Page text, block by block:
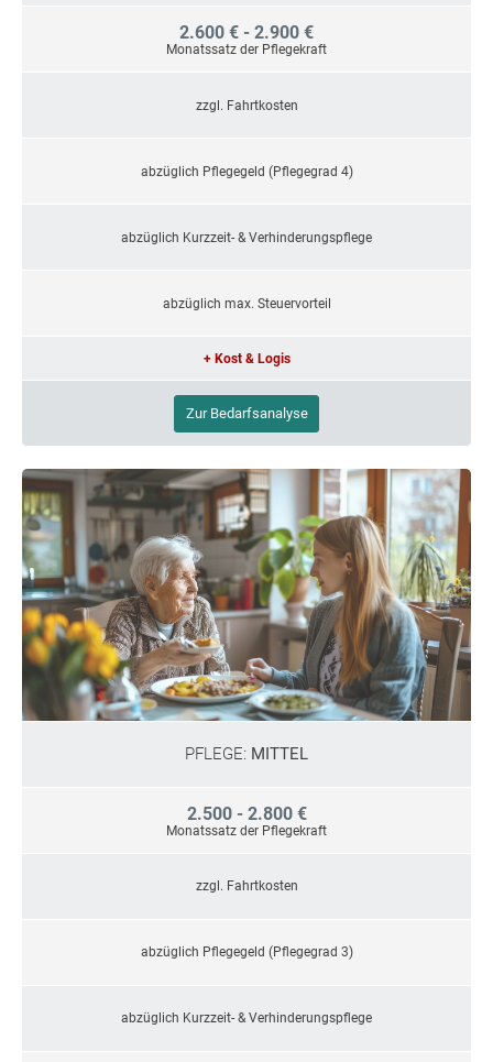
2.600 € - 2.900 €
Monatssatz der Pflegekraft
zzgl. Fahrtkosten
abzüglich Pflegegeld (Pflegegrad 4)
abzüglich Kurzzeit- & Verhinderungspflege
abzüglich max. Steuervorteil
+ Kost & Logis
Zur Bedarfsanalyse
PFLEGE: MITTEL
2.500 - 2.800 €
Monatssatz der Pflegekraft
zzgl. Fahrtkosten
abzüglich Pflegegeld (Pflegegrad 3)
abzüglich Kurzzeit- & Verhinderungspflege